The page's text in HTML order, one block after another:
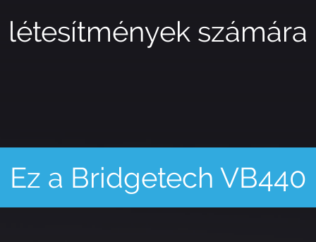
létesítmények számára
Ez a Bridgetech VB440